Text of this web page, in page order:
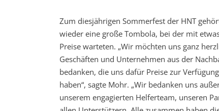
Zum diesjährigen Sommerfest der HNT
wieder eine große Tombola, bei der mit
Preise warteten. „Wir möchten uns ganz
Geschäften und Unternehmen aus der
bedanken, die uns dafür Preise zur
haben“, sagte Mohr. „Wir bedanken uns
unserem engagierten Helferteam, unseren